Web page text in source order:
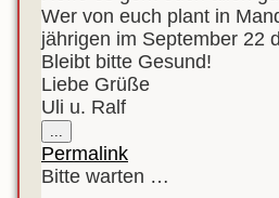
Wer von euch plant in
jährigen im September 22
Bleibt bitte Gesund!
Liebe Grüße
Uli u. Ralf
...
Metabox
ein-/ausblenden.
Permalink
Bitte warten …